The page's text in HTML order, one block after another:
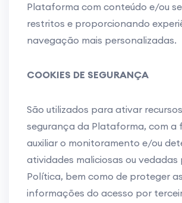
Plataforma com conteúdo e/ou
restritos e proporcionando
navegação mais personalizadas.
COOKIES DE SEGURANÇA
São utilizados para ativar
segurança da Plataforma, com a
auxiliar o monitoramento e/ou
atividades maliciosas ou vedadas
Política, bem como de proteger
informações do acesso por